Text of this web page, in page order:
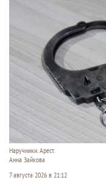
Наручники. Арест.
Анна Зайкова
7 августа 2026 в 21:12